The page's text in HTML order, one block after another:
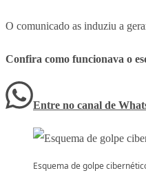
O comunicado as induziu a
Confira como funcionava o
Entre no canal de
Esquema de golpe